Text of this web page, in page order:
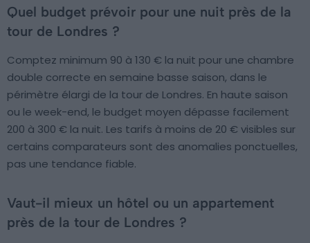
Quel budget prévoir pour une nuit près de la
tour de Londres ?
Comptez minimum 90 à 130 € la nuit pour une chambre
double correcte en semaine basse saison, dans le
périmètre élargi de la tour de Londres. En haute saison
ou le week-end, le budget moyen dépasse facilement
200 à 300 € la nuit. Les tarifs à moins de 20 € visibles sur
certains comparateurs sont des anomalies ponctuelles,
pas une tendance fiable.
Vaut-il mieux un hôtel ou un appartement
près de la tour de Londres ?